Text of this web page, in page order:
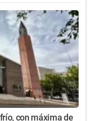
con máxima de